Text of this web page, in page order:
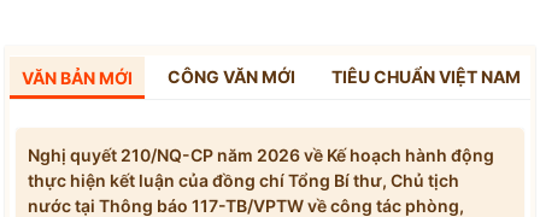
VĂN BẢN MỚI CÔNG VĂN MỚI TIÊU CHUẨN VIỆT NAM
Nghị quyết 210/NQ-CP năm 2026 về Kế hoạch hành động
thực hiện kết luận của đồng chí Tổng Bí thư, Chủ tịch
nước tại Thông báo 117-TB/VPTW về công tác phòng,